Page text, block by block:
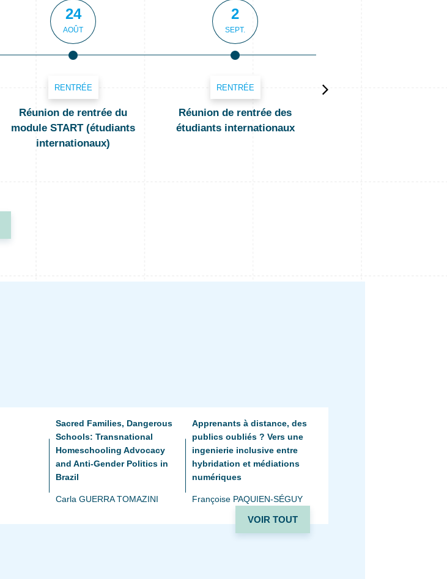
24
AOÛT
RENTRÉE
Réunion de rentrée du
module START (étudiants
internationaux)
2
SEPT.
RENTRÉE
Réunion de rentrée des
étudiants internationaux
Sacred Families, Dangerous
Schools: Transnational
Homeschooling Advocacy
and Anti-Gender Politics in
Brazil
Carla GUERRA TOMAZINI
Apprenants à distance, des
publics oubliés ? Vers une
ingenierie inclusive entre
hybridation et médiations
numériques
Françoise PAQUIEN-SÉGUY
VOIR TOUT